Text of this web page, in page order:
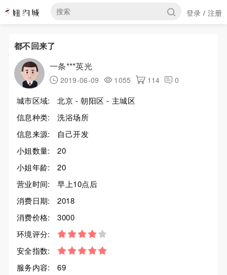
登录 / 注册
都不回来了
一条***英光
2019-06-09 1055 114 0
城市区域:
北京 - 朝阳区 - 主城区
信息种类:
洗浴场所
信息来源:
自己开发
小姐数量:
20
小姐年龄:
20
营业时间:
早上10点后
消费日期:
2018
消费价格:
3000
环境评分:
安全指数:
服务内容:
69